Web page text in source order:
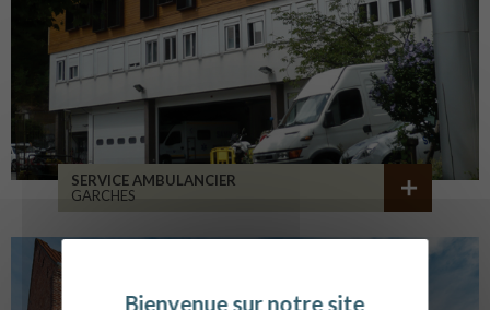
SERVICE AMBULANCIER
GARCHES